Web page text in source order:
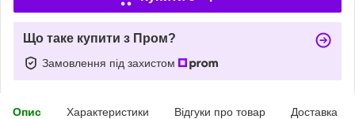
Що таке купити з Пром?
Замовлення під захистом
Опис Характеристики Відгуки про товар Доставка